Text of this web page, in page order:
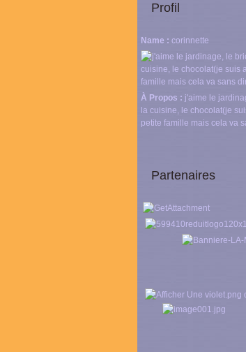
Profil
Name : corinnette
À Propos : j'aime le
la cuisine, le chocolat(je
petite famille mais cela va
Partenaires